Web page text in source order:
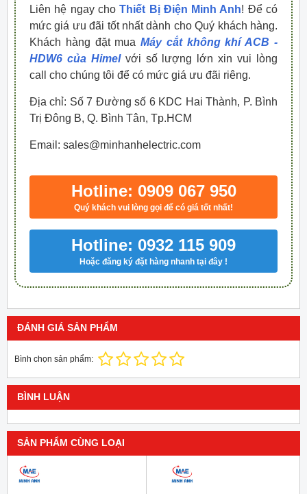
Liên hệ ngay choThiết Bị Điện Minh Anh! Để có
mức giá ưu đãi tốt nhất dành cho Quý khách hàng.
Khách hàng đặt muaMáy cắt không khí ACB -
HDW6 của Himel với số lượng lớn xin vui lòng
call cho chúng tôi để có mức giá ưu đãi riêng.
Địa chỉ: Số 7 Đường số 6 KDC Hai Thành, P. Bình
Trị Đông B, Q. Bình Tân, Tp.HCM
Email: sales@minhanhelectric.com
Hotline: 0909 067 950
Quý khách vui lòng gọi để có giá tốt nhất!
Hotline: 0932 115 909
Hoặc đăng ký đặt hàng nhanh tại đây !
ĐÁNH GIÁ SẢN PHẨM
Bình chọn sản phẩm:
BÌNH LUẬN
SẢN PHẨM CÙNG LOẠI